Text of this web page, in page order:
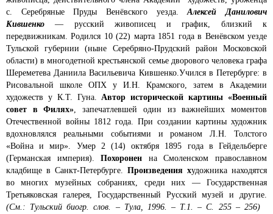
с. Серебряные Пруды Венёвского уезда.Алексей Данилович
Кившенко — русский живописец и график, близкий к
передвижникам. Родился 10 (22) марта 1851 года в Венёвском уезде
Тульской губернии (ныне Серебряно-Прудский район Московской
области) в многодетной крестьянской семье дворового человека графа
Шереметева Даниила Васильевича Кившенко.Учился в Петербурге: в
Рисовальной школе ОПХ у И.Н. Крамского, затем в Академии
художеств у К.Т. Гуна.Автор исторической картины «Военный
совет в Филях», запечатлевшей один из важнейших моментов
Отечественной войны 1812 года. При создании картины художник
вдохновлялся реальными событиями и романом Л.Н. Толстого
«Война и мир». Умер 2 (14) октября 1895 года в Гейдельберге
(Германская империя).Похоронен на Смоленском православном
кладбище в Санкт-Петербурге. Произведения художника находятся
во многих музейных собраниях, среди них — Государственная
Третьяковская галерея, Государственный Русский музей и другие.
(См.: Тульский биогр. слов. – Тула, 1996. – Т.1. – С. 255 – 256)